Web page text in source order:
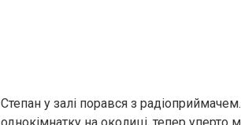
Степан у залі порався з